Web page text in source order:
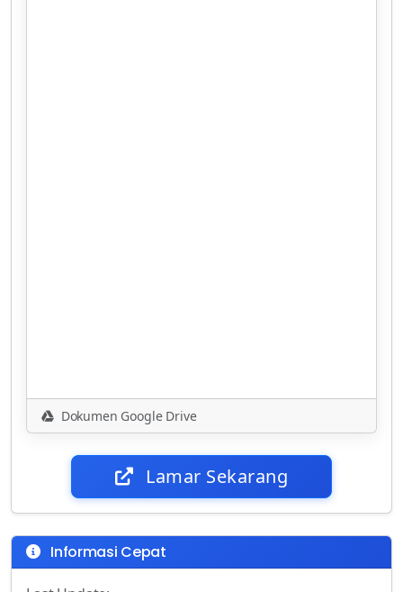
Dokumen Google Drive
Lamar Sekarang
Informasi Cepat